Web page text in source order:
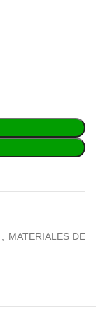
MATERIALES DE